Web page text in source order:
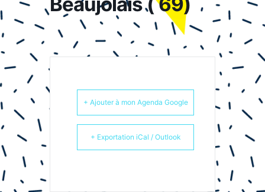
+ Ajouter à mon Agenda Google
+ Exportation iCal / Outlook